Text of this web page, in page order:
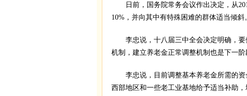
日前，国务院常务会议作出决定，从
10%，并向其中有特殊困难的群体适当倾斜
李忠说，十八届三中全会决定明确，要
机制，建立养老金正常调整机制也是下一阶
李忠说，目前调整基本养老金所需的资
西部地区和一些老工业基地给予适当补助，